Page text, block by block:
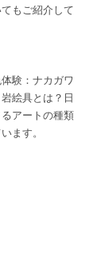
もご紹介して
験：ナカガワ
絵具とは？日
アートの種類
ます。